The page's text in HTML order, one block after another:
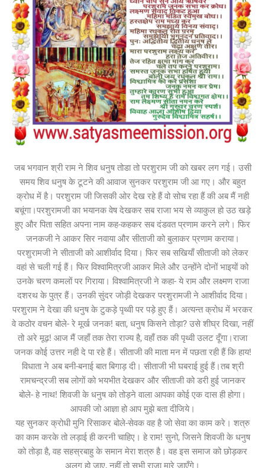
जब भगवान श्री राम ने शिव धनुष तोडा तो परशुराम जी को खबर लग गई। उसी
समय शिव धनुष के टूटने की आवाज सुनकर परशुराम जी आ गए। और बहुत
क्रोध में है। परशुराम जी जिसकी ओर देख रहे हैं वो सोच रहा हैं की अब मैं नही
बचूंगा।परशुरामजी का भयानक वेष देखकर सब राजा भय से व्याकुल हो उठ खड़े
हुए और पिता सहित अपना नाम कह-कहकर सब दंडवत प्रणाम करने लगे। फिर
जनकजी ने आकर सिर नवाया और सीताजी को बुलाकर प्रणाम कराया।
परशुरामजी ने सीताजी को आशीर्वाद दिया। फिर सब सखियाँ सीताजी को लेकर
वहां से चली गई हैं। फिर विश्वामित्रजी आकर मिले और उन्होंने दोनों भाइयों को
उनके चरण कमलों पर गिराया। विश्वामित्रजी ने कहा- ये राम और लक्ष्मण राजा
दशरथ के पुत्र हैं। उनकी सुंदर जोड़ी देखकर परशुरामजी ने आशीर्वाद दिया।
परशुराम ने देखा की धनुष के टुकड़े पृथ्वी पर पड़े हुए हैं। अत्यन्त क्रोध में भरकर
वे कठोर वचन बोले- रे मूर्ख जनक! बता, धनुष किसने तोड़ा? उसे शीघ्र दिखा, नहीं
तो अरे मूढ़! आज मैं जहाँ तक तेरा राज्य है, वहाँ तक की पृथ्वी उलट दूँगा।राजा
जनक कोई उत्तर नही दे पा रहे हैं। सीताजी की माता मन में पछता रही हैं कि हाय!
विधाता ने अब बनी-बनाई बात बिगाड़ दी। सीताजी भी घबराई हुई हैं।तब श्री
रामचन्द्रजी सब लोगों को भयभीत देखकर और सीताजी को डरी हुई जानकर
बोले- हे नाथ! शिवजी के धनुष को तोड़ने वाला आपका कोई एक दास ही होगा।
आपकी जो आज्ञा हो आप मुझे बता दीजिये।
यह सुनकर क्रोधी मुनि रिसाकर बोले-सेवक वह है जो सेवा का काम करे। शत्रु
का काम करके तो लड़ाई ही करनी चाहिए। हे राम! सुनो, जिसने शिवजी के धनुष
को तोड़ा है, वह सहस्रबाहु के समान मेरा शत्रु है। वह इस समाज को छोड़कर
अलग हो जाए, नहीं तो सभी राजा मारे जाएँगे।